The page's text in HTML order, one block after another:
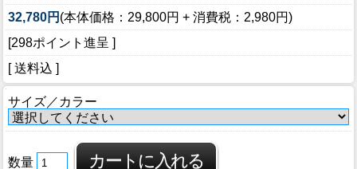
32,780円 (本体価格：29,800円 + 消費税：2,980円)
[298ポイント進呈 ]
[ 送料込 ]
サイズ／カラー
数量